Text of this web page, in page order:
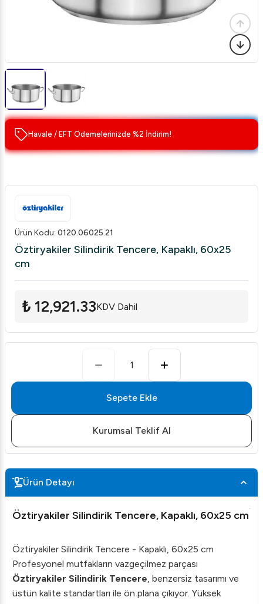
Havale / EFT Ödemelerinizde %2 İndirim!
Ürün Kodu: 0120.06025.21
Öztiryakiler Silindirik Tencere, Kapaklı, 60x25
cm
₺ 12,921.33KDV Dahil
1
Sepete Ekle
Kurumsal Teklif Al
Ürün Detayı
Öztiryakiler Silindirik Tencere, Kapaklı, 60x25 cm
Öztiryakiler Silindirik Tencere - Kapaklı, 60x25 cm
Profesyonel mutfakların vazgeçilmez parçası
Öztiryakiler Silindirik Tencere, benzersiz tasarımı ve
üstün kalite standartları ile ön plana çıkıyor. Yüksek